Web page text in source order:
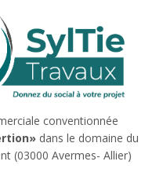
conventionnée
dans le domaine du
(03000 Avermes- Allier)